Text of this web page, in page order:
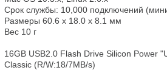
Срок службы: 10,000 подключений
Размеры 60.6 x 18.0 x 8.1 мм
Вес 10 г
16GB USB2.0 Flash Drive Silicon Power
Classic (R/W:18/7MB/s)